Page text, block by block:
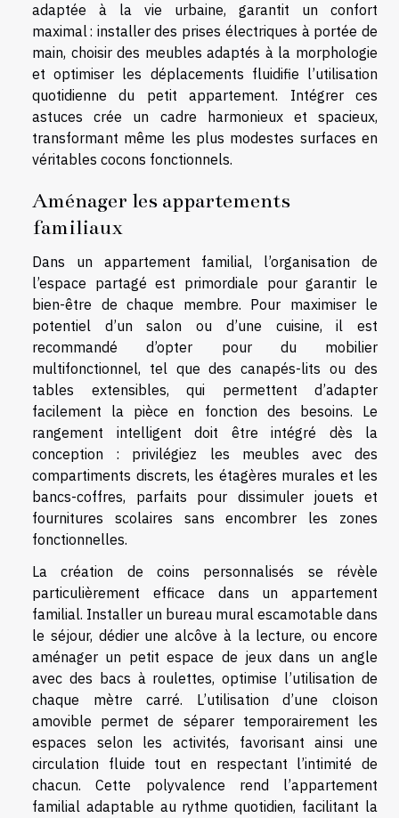
adaptée à la vie urbaine, garantit un confort
maximal : installer des prises électriques à portée de
main, choisir des meubles adaptés à la morphologie
et optimiser les déplacements fluidifie l’utilisation
quotidienne du petit appartement. Intégrer ces
astuces crée un cadre harmonieux et spacieux,
transformant même les plus modestes surfaces en
véritables cocons fonctionnels.
Aménager les appartements
familiaux
Dans un appartement familial, l’organisation de
l’espace partagé est primordiale pour garantir le
bien-être de chaque membre. Pour maximiser le
potentiel d’un salon ou d’une cuisine, il est
recommandé d’opter pour du mobilier
multifonctionnel, tel que des canapés-lits ou des
tables extensibles, qui permettent d’adapter
facilement la pièce en fonction des besoins. Le
rangement intelligent doit être intégré dès la
conception : privilégiez les meubles avec des
compartiments discrets, les étagères murales et les
bancs-coffres, parfaits pour dissimuler jouets et
fournitures scolaires sans encombrer les zones
fonctionnelles.
La création de coins personnalisés se révèle
particulièrement efficace dans un appartement
familial. Installer un bureau mural escamotable dans
le séjour, dédier une alcôve à la lecture, ou encore
aménager un petit espace de jeux dans un angle
avec des bacs à roulettes, optimise l’utilisation de
chaque mètre carré. L’utilisation d’une cloison
amovible permet de séparer temporairement les
espaces selon les activités, favorisant ainsi une
circulation fluide tout en respectant l’intimité de
chacun. Cette polyvalence rend l’appartement
familial adaptable au rythme quotidien, facilitant la